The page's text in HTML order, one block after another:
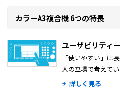
カラーA3複合機 6つの特長
ユーザビリティー
「使いやすい」は
人の立場で考えてい
詳しく見る